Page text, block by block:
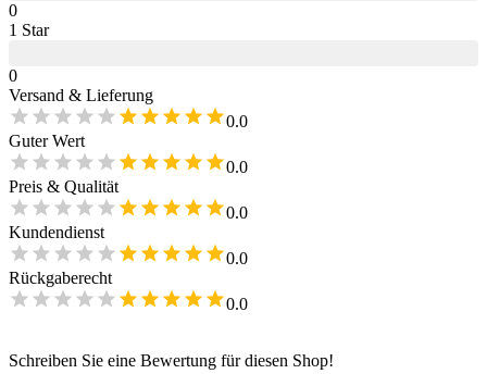
0
1 Star
0
Versand & Lieferung
0.0
Guter Wert
0.0
Preis & Qualität
0.0
Kundendienst
0.0
Rückgaberecht
0.0
Schreiben Sie eine Bewertung für diesen Shop!